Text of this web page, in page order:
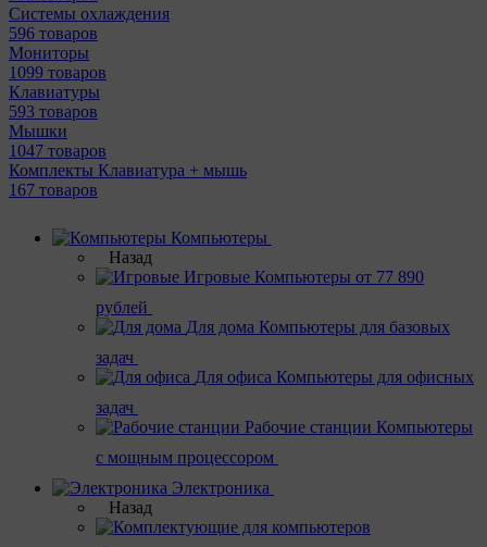
Системы охлаждения
596 товаров
Мониторы
1099 товаров
Клавиатуры
593 товаров
Мышки
1047 товаров
Комплекты Клавиатура + мышь
167 товаров
Компьютеры
Назад
Игровые Компьютеры от 77 890
рублей
Для дома Компьютеры для базовых
задач
Для офиса Компьютеры для офисных
задач
Рабочие станции Компьютеры
с мощным процессором
Электроника
Назад